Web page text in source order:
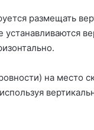
размещать
на место